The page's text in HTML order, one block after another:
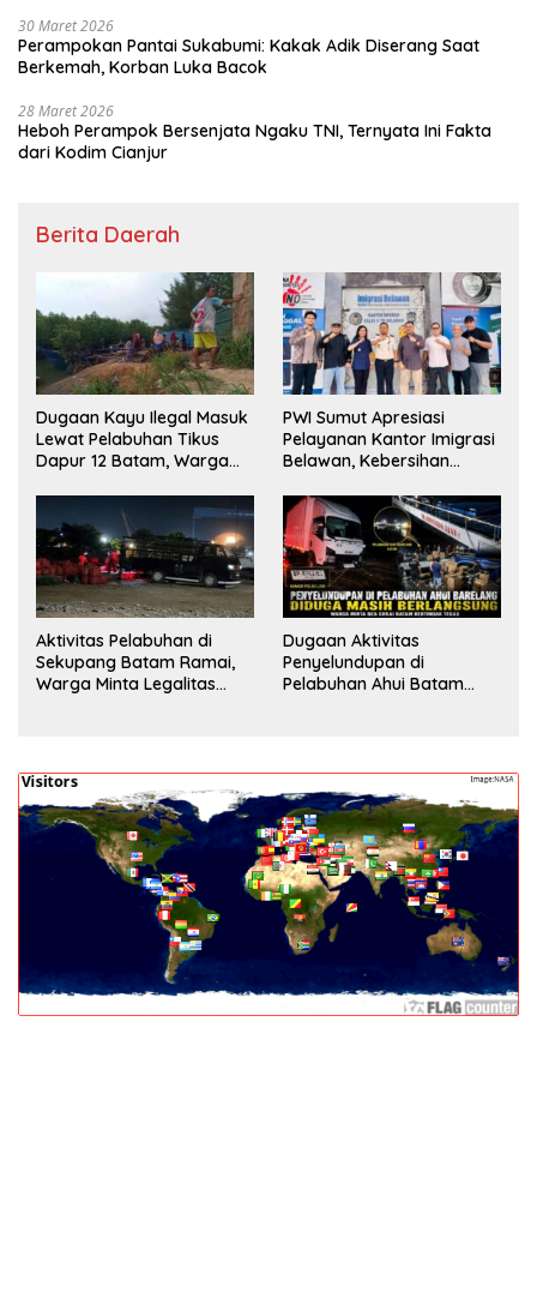
30 Maret 2026
Perampokan Pantai Sukabumi: Kakak Adik Diserang Saat
Berkemah, Korban Luka Bacok
28 Maret 2026
Heboh Perampok Bersenjata Ngaku TNI, Ternyata Ini Fakta
dari Kodim Cianjur
Berita Daerah
Dugaan Kayu Ilegal Masuk
Lewat Pelabuhan Tikus
Dapur 12 Batam, Warga
Pengecekan
PWI Sumut Apresiasi
Pelayanan Kantor Imigrasi
Belawan, Kebersihan
Aktivitas Pelabuhan di
Sekupang Batam Ramai,
Warga Minta Legalitas
Dugaan Aktivitas
Penyelundupan di
Pelabuhan Ahui Batam